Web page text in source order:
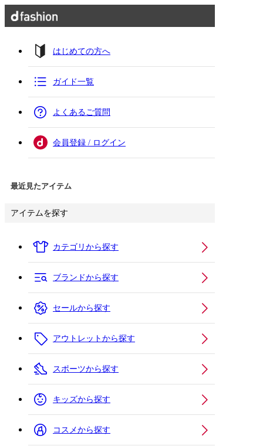
はじめての方へ
ガイド一覧
よくあるご質問
会員登録 / ログイン
最近見たアイテム
アイテムを探す
カテゴリから探す
ブランドから探す
セールから探す
アウトレットから探す
スポーツから探す
キッズから探す
コスメから探す